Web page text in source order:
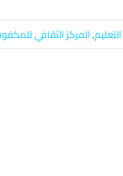
التعليم,المركز الثقافي